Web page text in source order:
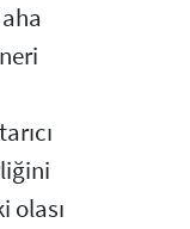
olası